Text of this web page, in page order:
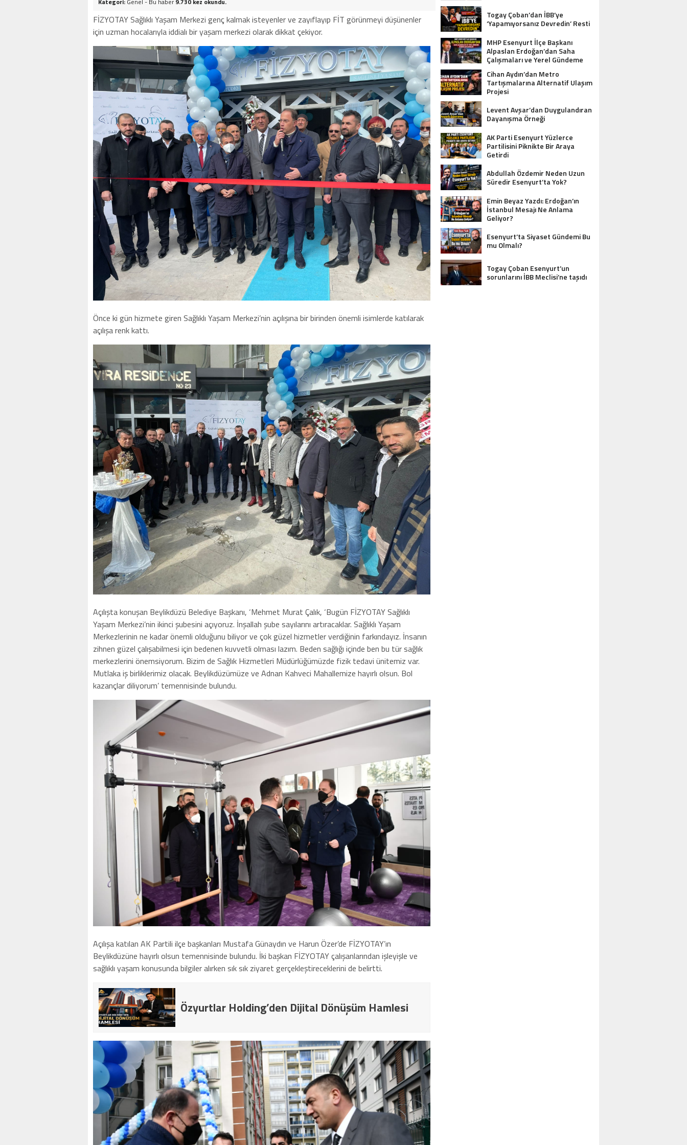
Kategori: Genel - Bu haber9.730 kez okundu.
FİZYOTAY Sağlıklı Yaşam Merkezi genç kalmak isteyenler ve zayıflayıp FİT görünmeyi düşünenler
için uzman hocalarıyla iddialı bir yaşam merkezi olarak dikkat çekiyor.
Önce ki gün hizmete giren Sağlıklı Yaşam Merkezi’nin açılışına bir birinden önemli isimlerde katılarak
açılışa renk kattı.
Açılışta konuşan Beylikdüzü Belediye Başkanı, ‘Mehmet Murat Çalık, ‘Bugün FİZYOTAY Sağlıklı
Yaşam Merkezi’nin ikinci şubesini açıyoruz. İnşallah şube sayılarını artıracaklar. Sağlıklı Yaşam
Merkezlerinin ne kadar önemli olduğunu biliyor ve çok güzel hizmetler verdiğinin farkındayız. İnsanın
zihnen güzel çalışabilmesi için bedenen kuvvetli olması lazım. Beden sağlığı içinde ben bu tür sağlık
merkezlerini önemsiyorum. Bizim de Sağlık Hizmetleri Müdürlüğümüzde fizik tedavi ünitemiz var.
Mutlaka iş birliklerimiz olacak. Beylikdüzümüze ve Adnan Kahveci Mahallemize hayırlı olsun. Bol
kazançlar diliyorum’ temennisinde bulundu.
Açılışa katılan AK Partili ilçe başkanları Mustafa Günaydın ve Harun Özer’de FİZYOTAY’ın
Beylikdüzüne hayırlı olsun temennisinde bulundu. İki başkan FİZYOTAY çalışanlarından işleyişle ve
sağlıklı yaşam konusunda bilgiler alırken sık sık ziyaret gerçekleştireceklerini de belirtti.
Özyurtlar Holding’den Dijital Dönüşüm Hamlesi
Togay Çoban’dan İBB’ye
‘Yapamıyorsanız Devredin’ Resti
MHP Esenyurt İlçe Başkanı
Alpaslan Erdoğan’dan Saha
Çalışmaları ve Yerel Gündeme
İlişkin Açıklamalar
Cihan Aydın’dan Metro
Tartışmalarına Alternatif Ulaşım
Projesi
Levent Avşar’dan Duygulandıran
Dayanışma Örneği
AK Parti Esenyurt Yüzlerce
Partilisini Piknikte Bir Araya
Getirdi
Abdullah Özdemir Neden Uzun
Süredir Esenyurt’ta Yok?
Emin Beyaz Yazdı: Erdoğan’ın
İstanbul Mesajı Ne Anlama
Geliyor?
Esenyurt’ta Siyaset Gündemi Bu
mu Olmalı?
Togay Çoban Esenyurt’un
sorunlarını İBB Meclisi’ne taşıdı